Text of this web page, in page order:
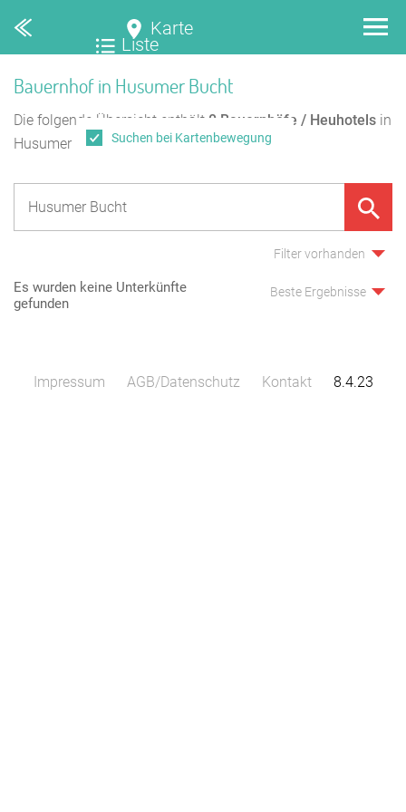
Karte
Liste
Bauernhof in Husumer Bucht
Die folgende Übersicht enthält 0 Bauernhöfe / Heuhotels in
Husumer Bucht.
Filter vorhanden
Es wurden keine Unterkünfte
gefunden
Beste Ergebnisse
Suchen bei Kartenbewegung
Impressum AGB/Datenschutz Kontakt 8.4.23